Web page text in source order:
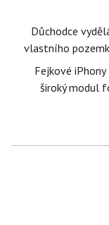
Důchodce
vlastního
Fejkové
široký modul